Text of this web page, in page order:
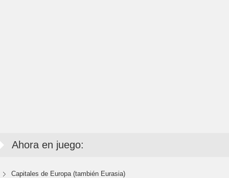
Ahora en juego:
Capitales de Europa (también Eurasia)